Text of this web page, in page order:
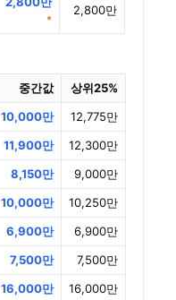
*
2,800만
중간값
상위25%
10,000만
12,775만
11,900만
12,300만
8,150만
9,000만
10,000만
10,250만
6,900만
6,900만
7,500만
7,500만
16,000만 16,000만